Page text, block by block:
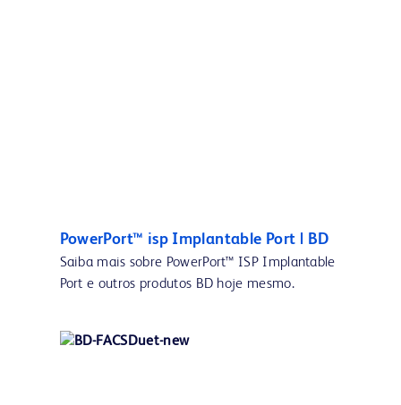
PowerPort™ isp Implantable Port | BD
Saiba mais sobre PowerPort™ ISP Implantable
Port e outros produtos BD hoje mesmo.